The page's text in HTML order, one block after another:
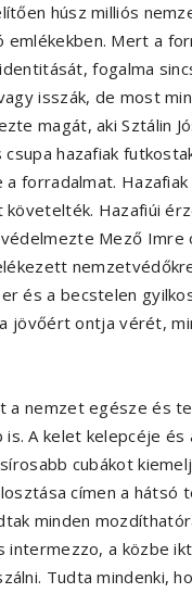
húsz milliós
Mert a
fogalma
isszák, de most
magát, aki Sztálin
hazafiak
forradalmat.
Hazafiúi
Mező
és a becstelen
jövőért ontja vérét,
a nemzet egésze és
A kelet kelepcéje
cubákot
címen a hátsó
minden
intermezzo, a közbe
Tudta mindenki,